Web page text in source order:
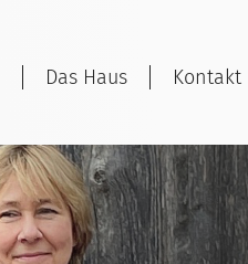
Das Haus Kontakt